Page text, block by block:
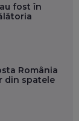
fost în
România
din spatele